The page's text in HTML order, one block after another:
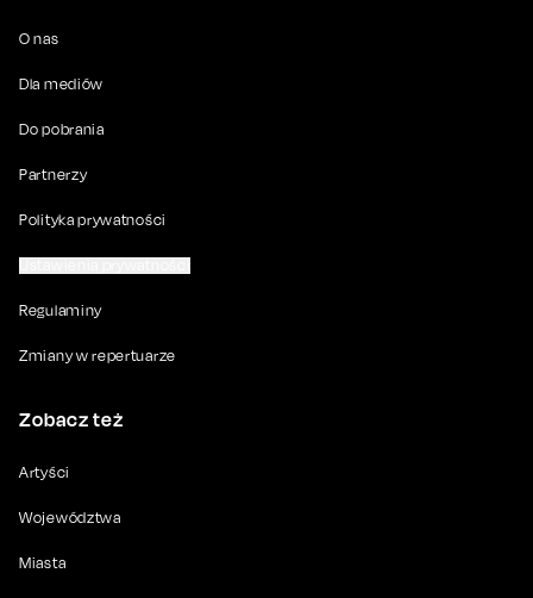
O nas
Dla mediów
Do pobrania
Partnerzy
Polityka prywatności
Regulaminy
Zmiany w repertuarze
Zobacz też
Artyści
Województwa
Miasta